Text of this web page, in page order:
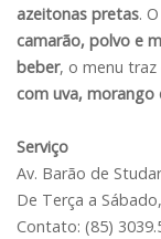
azeitonas pretas. O
camarão, polvo e
beber, o menu traz
com uva, morango
Serviço
Av. Barão de
De Terça a
Contato: (85)